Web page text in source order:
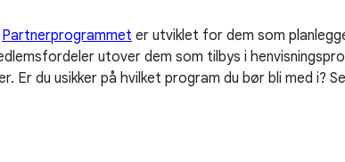
Partnerprogrammet er utviklet for dem som
utover dem som tilbys i
du usikker på hvilket program du bør bli med i? Se